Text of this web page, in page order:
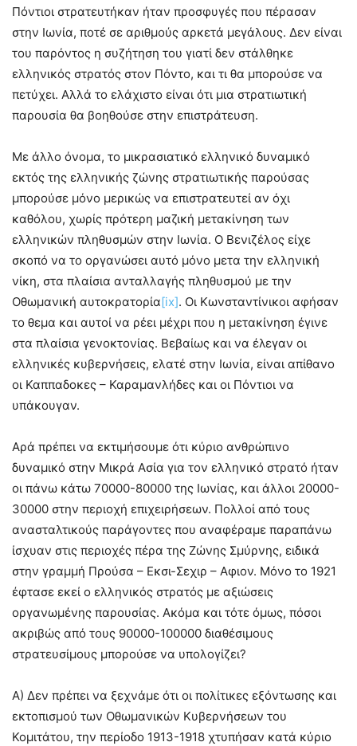
Πόντιοι στρατευτήκαν ήταν προσφυγές που πέρασαν
στην Ιωνία, ποτέ σε αριθμούς αρκετά μεγάλους. Δεν είναι
του παρόντος η συζήτηση του γιατί δεν στάλθηκε
ελληνικός στρατός στον Πόντο, και τι θα μπορούσε να
πετύχει. Αλλά το ελάχιστο είναι ότι μια στρατιωτική
παρουσία θα βοηθούσε στην επιστράτευση.
Με άλλο όνομα, το μικρασιατικό ελληνικό δυναμικό
εκτός της ελληνικής ζώνης στρατιωτικής παρούσας
μπορούσε μόνο μερικώς να επιστρατευτεί αν όχι
καθόλου, χωρίς πρότερη μαζική μετακίνηση των
ελληνικών πληθυσμών στην Ιωνία. Ο Βενιζέλος είχε
σκοπό να το οργανώσει αυτό μόνο μετα την ελληνική
νίκη, στα πλαίσια ανταλλαγής πληθυσμού με την
Οθωμανική αυτοκρατορία[ix]. Οι Κωνσταντίνικοι αφήσαν
το θεμα και αυτοί να ρέει μέχρι που η μετακίνηση έγινε
στα πλαίσια γενοκτονίας. Βεβαίως και να έλεγαν οι
ελληνικές κυβερνήσεις, ελατέ στην Ιωνία, είναι απίθανο
οι Καππαδοκες – Καραμανλήδες και οι Πόντιοι να
υπάκουγαν.
Αρά πρέπει να εκτιμήσουμε ότι κύριο ανθρώπινο
δυναμικό στην Μικρά Ασία για τον ελληνικό στρατό ήταν
οι πάνω κάτω 70000-80000 της Ιωνίας, και άλλοι 20000-
30000 στην περιοχή επιχειρήσεων. Πολλοί από τους
ανασταλτικούς παράγοντες που αναφέραμε παραπάνω
ίσχυαν στις περιοχές πέρα της Ζώνης Σμύρνης, ειδικά
στην γραμμή Προύσα – Εκσι-Σεχιρ – Αφιον. Μόνο το 1921
έφτασε εκεί ο ελληνικός στρατός με αξιώσεις
οργανωμένης παρουσίας. Ακόμα και τότε όμως, πόσοι
ακριβώς από τους 90000-100000 διαθέσιμους
στρατευσίμους μπορούσε να υπολογίζει?
Α) Δεν πρέπει να ξεχνάμε ότι οι πολίτικες εξόντωσης και
εκτοπισμού των Οθωμανικών Κυβερνήσεων του
Κομιτάτου, την περίοδο 1913-1918 χτυπήσαν κατά κύριο